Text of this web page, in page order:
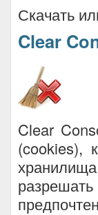
Скачать
Clear
Clear
(cookies),